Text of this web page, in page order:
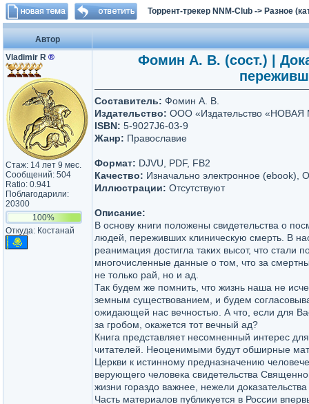
Торрент-трекер NNM-Club -> Разное
Автор
Vladimir R ®
Стаж: 14 лет 9 мес.
Сообщений: 504
Ratio: 0.941
Поблагодарили:
20300
100%
Откуда: Костанай
Фомин А. В. (сост.) |
Составитель: Фомин А. В.
Издательство: ООО «Издательство
ISBN: 5-9027J6-03-9
Жанр: Православие
Формат: DJVU, PDF, FB2
Качество: Изначально электронное (ebook),
Иллюстрации: Отсутствуют
Описание:
В основу книги положены свидетельства о
людей, переживших клиническую смерть. В
реанимация достигла таких высот, что стали
многочисленные данные о том, что за
не только рай, но и ад.
Так будем же помнить, что жизнь наша не
земным существованием, и будем
ожидающей нас вечностью. А что, если для
за гробом, окажется тот вечный ад?
Книга представляет несомненный интерес
читателей. Неоценимыми будут обширные
Церкви к истинному предназначению
верующего человека свидетельства
жизни гораздо важнее, нежели
Часть материалов публикуется в России